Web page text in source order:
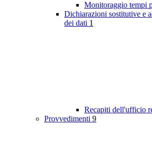
Monitoraggio tempi
Dichiarazioni sostitutive e
dei dati 1
Recapiti dell'ufficio
Provvedimenti 9